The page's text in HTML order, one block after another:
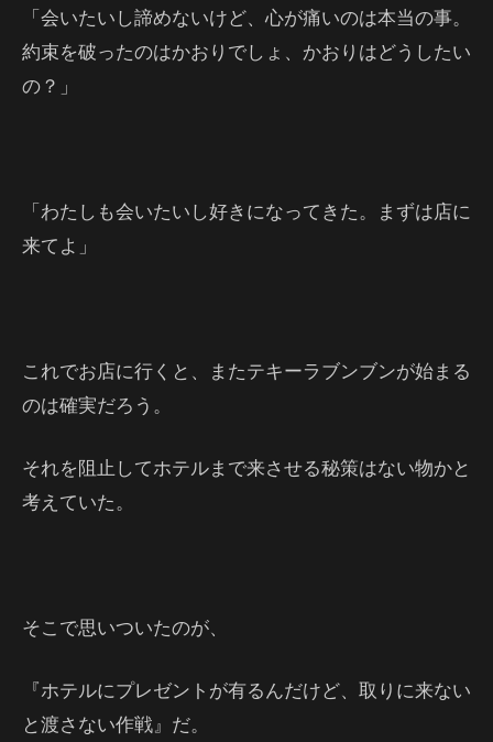
「会いたいし諦めないけど、心が痛いのは本当の事。
約束を破ったのはかおりでしょ、かおりはどうしたい
の？」
「わたしも会いたいし好きになってきた。まずは店に
来てよ」
これでお店に行くと、またテキーラブンブンが始まる
のは確実だろう。
それを阻止してホテルまで来させる秘策はない物かと
考えていた。
そこで思いついたのが、
『ホテルにプレゼントが有るんだけど、取りに来ない
と渡さない作戦』だ。